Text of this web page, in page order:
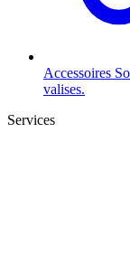
Accessoires
valises.
Services